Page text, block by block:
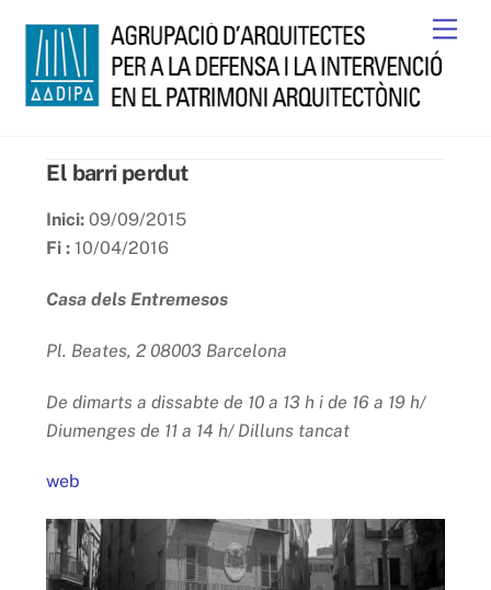
content
El barri perdut
Inici: 09/09/2015
Fi :10/04/2016
Casa dels Entremesos
Pl. Beates, 2 08003 Barcelona
De dimarts a dissabte de 10 a 13 h i de 16 a 19 h/
Diumenges de 11 a 14 h/ Dilluns tancat
web